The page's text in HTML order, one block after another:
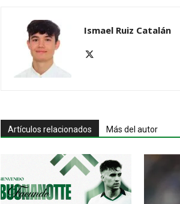
Ismael Ruiz Catalán
Artículos relacionados Más del autor